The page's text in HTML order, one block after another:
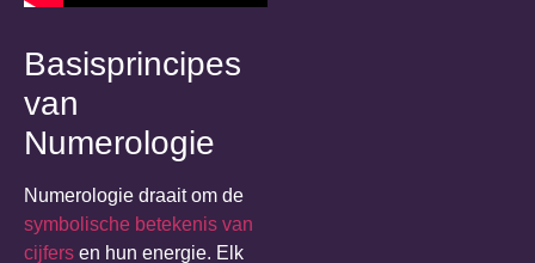
Basisprincipes
van
Numerologie
Numerologie draait om de
symbolische betekenis van
cijfers en hun energie. Elk